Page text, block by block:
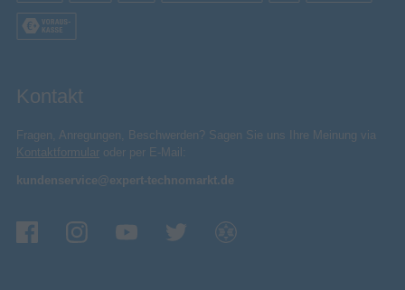
Kontakt
Fragen, Anregungen, Beschwerden? Sagen Sie uns Ihre Meinung via
Kontaktformular oder per E-Mail:
kundenservice@expert-technomarkt.de